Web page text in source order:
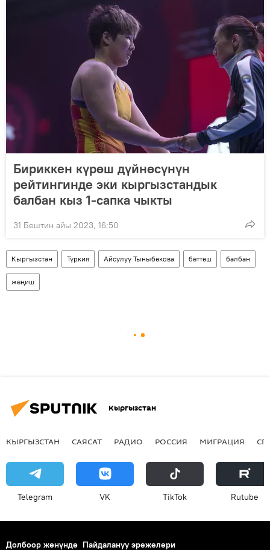
Бириккен күрөш дүйнөсүнүн
рейтингинде эки кыргызстандык
балбан кыз 1-сапка чыкты
31 Бештин айы 2023, 16:50
Кыргызстан Түркия Айсулуу Тыныбекова беттеш балбан
жеңиш
Кыргызстан
КЫРГЫЗСТАН САЯСАТ РАДИО РОССИЯ МИГРАЦИЯ
Telegram VK ТikТоk Rutube
Долбоор жөнүндө Пайдалануу эрежелери